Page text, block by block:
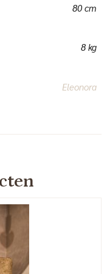
80 cm
8 kg
Eleonora